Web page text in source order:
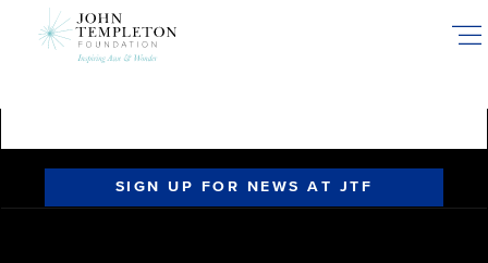
SIGN UP FOR NEWS AT JTF